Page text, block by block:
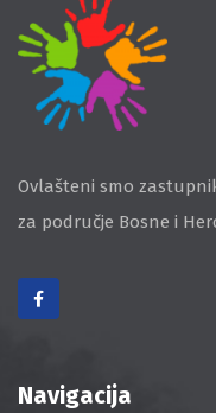
Ovlašteni smo
za područje Bosne i
Navigacija